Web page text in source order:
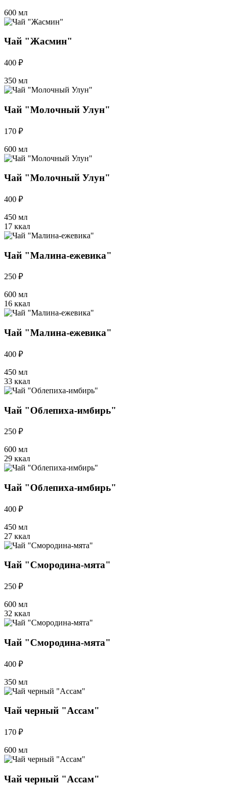
600 мл
Чай "Жасмин"
400 ₽
350 мл
Чай "Молочный Улун"
170 ₽
600 мл
Чай "Молочный Улун"
400 ₽
450 мл
17 ккал
Чай "Малина-ежевика"
250 ₽
600 мл
16 ккал
Чай "Малина-ежевика"
400 ₽
450 мл
33 ккал
Чай "Облепиха-имбирь"
250 ₽
600 мл
29 ккал
Чай "Облепиха-имбирь"
400 ₽
450 мл
27 ккал
Чай "Смородина-мята"
250 ₽
600 мл
32 ккал
Чай "Смородина-мята"
400 ₽
350 мл
Чай черный "Ассам"
170 ₽
600 мл
Чай черный "Ассам"